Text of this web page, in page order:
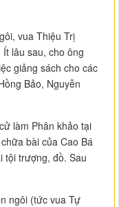
vua Thiệu Trị
lâu sau, cho ông
giảng sách cho các
Bảo, Nguyễn
làm Phân khảo tại
bài của Cao Bá
tội trượng, đồ. Sau
ngôi (tức vua Tự